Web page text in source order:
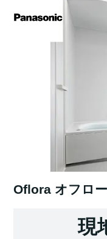
Oflora オフロ
現